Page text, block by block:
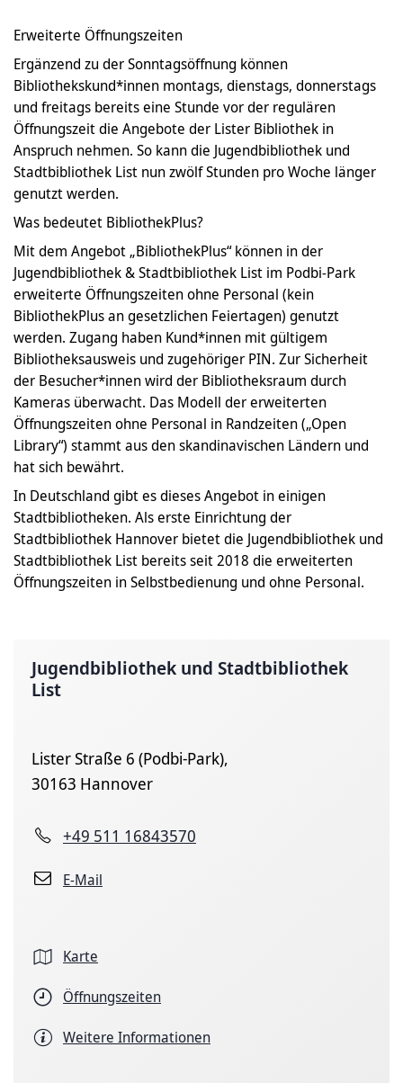
Erweiterte Öffnungszeiten
Ergänzend zu der Sonntagsöffnung können
Bibliothekskund*innen montags, dienstags, donnerstags
und freitags bereits eine Stunde vor der regulären
Öffnungszeit die Angebote der Lister Bibliothek in
Anspruch nehmen. So kann die Jugendbibliothek und
Stadtbibliothek List nun zwölf Stunden pro Woche länger
genutzt werden.
Was bedeutet BibliothekPlus?
Mit dem Angebot „BibliothekPlus“ können in der
Jugendbibliothek & Stadtbibliothek List im Podbi-Park
erweiterte Öffnungszeiten ohne Personal (kein
BibliothekPlus an gesetzlichen Feiertagen) genutzt
werden. Zugang haben Kund*innen mit gültigem
Bibliotheksausweis und zugehöriger PIN. Zur Sicherheit
der Besucher*innen wird der Bibliotheksraum durch
Kameras überwacht. Das Modell der erweiterten
Öffnungszeiten ohne Personal in Randzeiten („Open
Library“) stammt aus den skandinavischen Ländern und
hat sich bewährt.
In Deutschland gibt es dieses Angebot in einigen
Stadtbibliotheken. Als erste Einrichtung der
Stadtbibliothek Hannover bietet die Jugendbibliothek und
Stadtbibliothek List bereits seit 2018 die erweiterten
Öffnungszeiten in Selbstbedienung und ohne Personal.
Jugendbibliothek und Stadtbibliothek
List
Lister Straße 6 (Podbi-Park),
30163 Hannover
+49 511 16843570
E-Mail
Karte
Öffnungszeiten
Weitere Informationen